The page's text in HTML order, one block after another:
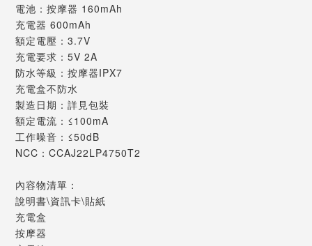
電池：按摩器 160mAh
充電器 600mAh
額定電壓：3.7V
充電要求：5V 2A
防水等級：按摩器IPX7
充電盒不防水
製造日期：詳見包裝
額定電流：≤100mA
工作噪音：≤50dB
NCC：CCAJ22LP4750T2
內容物清單：
說明書\資訊卡\貼紙
充電盒
按摩器